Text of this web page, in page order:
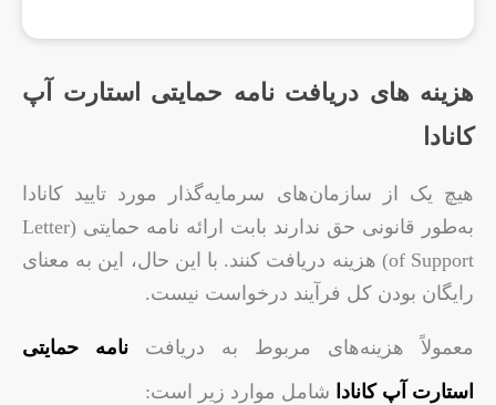
هزینه های دریافت نامه حمایتی استارت آپ
کانادا
هیچ یک از سازمان‌های سرمایه‌گذار مورد تایید کانادا
به‌طور قانونی حق ندارند بابت ارائه نامه حمایتی (Letter
of Support) هزینه دریافت کنند. با این حال، این به معنای
رایگان بودن کل فرآیند درخواست نیست.
معمولاً هزینه‌های مربوط به دریافت نامه حمایتی
استارت آپ کانادا شامل موارد زیر است: